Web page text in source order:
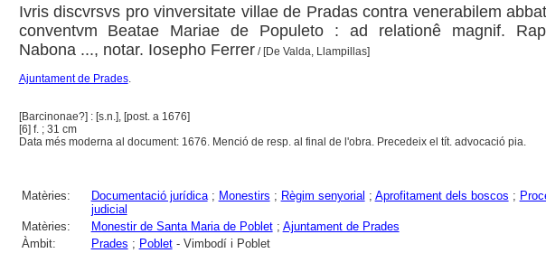
Ivris discvrsvs pro vinversitate villae de Pradas contra venerabilem
conventvm Beatae Mariae de Populeto : ad relationê magnif.
Nabona ..., notar. Iosepho Ferrer/ [De Valda, Llampillas]
Ajuntament de Prades.
[Barcinonae?] : [s.n.], [post. a 1676]
[6] f. ; 31 cm
Data més moderna al document: 1676. Menció de resp. al final de l'obra. Precedeix el tít. advocació pia.
Matèries: Documentació jurídica; Monestirs ; Règim senyorial ; Aprofitament dels boscos ;
judicial
Matèries:
Monestir de Santa Maria de Poblet; Ajuntament de Prades
Àmbit:
Prades ; Poblet- Vimbodí i Poblet